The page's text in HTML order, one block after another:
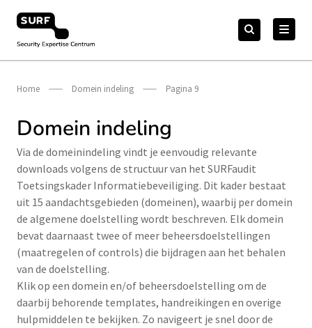
naar
content
Security Expertise Centrum – by SURF
Zoeken
naar:Zoeken
Home Domein indeling Pagina 9
Domein indeling
Via de domeinindeling vindt je eenvoudig relevante
downloads volgens de structuur van het SURFaudit
Toetsingskader Informatiebeveiliging. Dit kader bestaat
uit 15 aandachtsgebieden (domeinen), waarbij per domein
de algemene doelstelling wordt beschreven. Elk domein
bevat daarnaast twee of meer beheersdoelstellingen
(maatregelen of controls) die bijdragen aan het behalen
van de doelstelling.
Klik op een domein en/of beheersdoelstelling om de
daarbij behorende templates, handreikingen en overige
hulpmiddelen te bekijken. Zo navigeert je snel door de